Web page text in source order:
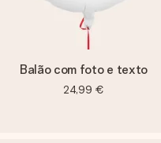
Balão com foto e texto
24,99 €